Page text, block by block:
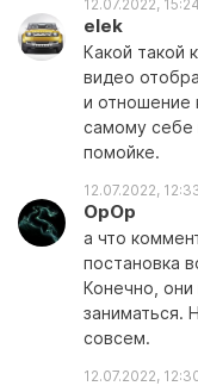
12.07.2022, 15:24
elek
Какой такой
видео
и
самому себе
помойке.
12.07.2022,
OpOp
а что
постановка
Конечно,
заниматься.
совсем.
12.07.2022,